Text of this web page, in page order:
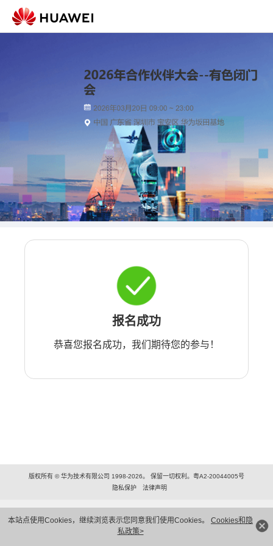
本站点使用Cookies，继续浏览表示您同意我们使用Cookies。 Cookies和隐
私政策>
报名成功
恭喜您报名成功，我们期待您的参与！
版权所有 © 华为技术有限公司 1998-2026。 保留一切权利。粤A2-20044005号
隐私保护
法律声明